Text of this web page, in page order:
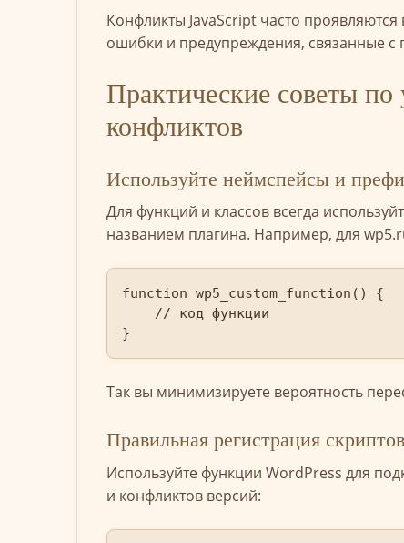
Конфликты JavaScript часто
ошибки и предупреждения, связанные
Практические советы
конфликтов
Используйте неймспейсы и
Для функций и классов всегда
названием плагина. Например, для
function wp5_custom_function() {
}
Так вы минимизируете вероятность
Правильная регистрация
Используйте функции WordPress для
и конфликтов версий: